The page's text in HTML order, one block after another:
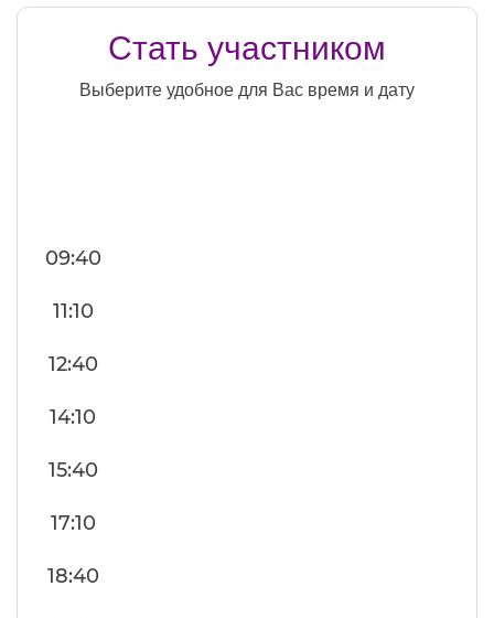
Стать участником
Выберите удобное для Вас время и дату
09:40
11:10
12:40
14:10
15:40
17:10
18:40